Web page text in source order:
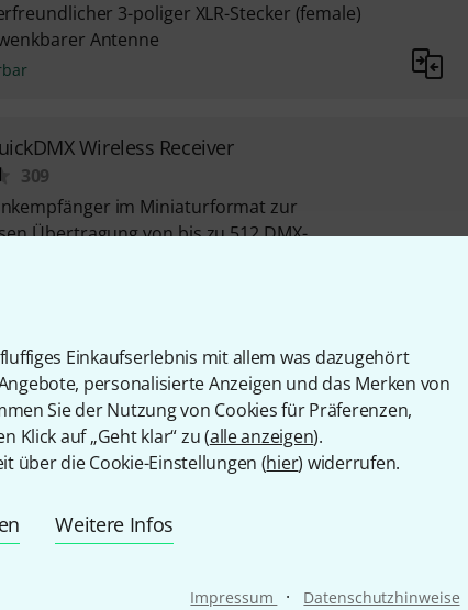
Einkaufserlebnis mit allem was dazugehört
personalisierte Anzeigen und das Merken von
Sie der Nutzung von Cookies für Präferenzen,
Klick auf „Geht klar“ zu (alle anzeigen).
über die Cookie-Einstellungen (hier) widerrufen.
Weitere Infos
Impressum · Datenschutzhinweise
3-poliger XLR-Stecker (female)
Antenne
Wireless Receiver
309
im Miniaturformat zur
Übertragung von bis zu 512 DMX-
zwischen DMX-Controller und den
Geräten ...